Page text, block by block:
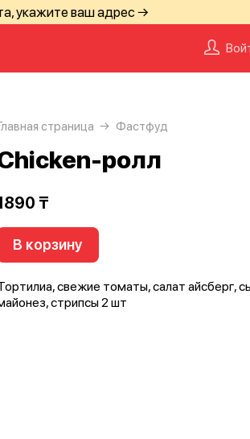
укажите ваш адрес →
страница Фастфуд
ролл
₸
В корзину
свежие томаты, салат айсберг,
стрипсы 2 шт